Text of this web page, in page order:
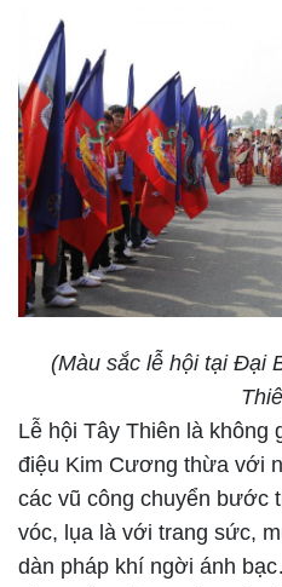
(Màu sắc lễ hội tại Đại
Lễ hội Tây Thiên là không
điệu Kim Cương thừa với
các vũ công chuyển bước
vóc, lụa là với trang sức,
dàn pháp khí ngời ánh